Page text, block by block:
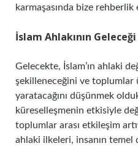
karmaşasında bize
İslam Ahlakının Geleceği
Gelecekte, İslam’ın ahlaki
şekilleneceğini ve toplumlar
yaratacağını düşünmek
küreselleşmenin etkisiyle
toplumlar arası etkileşim
ahlaki ilkeleri, insanın temel